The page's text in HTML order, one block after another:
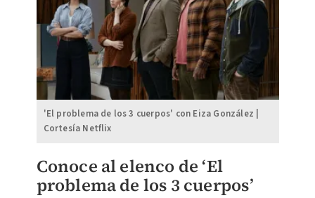
'El problema de los 3 cuerpos' con Eiza González |
Cortesía Netflix
Conoce al elenco de ‘El
problema de los 3 cuerpos’